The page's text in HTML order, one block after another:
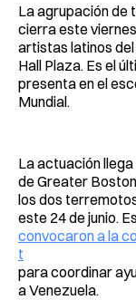
La agrupación de
cierra este
artistas latinos
Hall Plaza. Es el
presenta en el
Mundial.
La actuación
de Greater
los dos
este 24 de junio.
convocaron a la
t
para coordinar
a Venezuela.